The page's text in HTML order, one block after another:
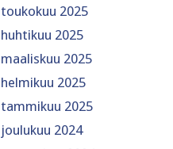
toukokuu 2025
huhtikuu 2025
maaliskuu 2025
helmikuu 2025
tammikuu 2025
joulukuu 2024